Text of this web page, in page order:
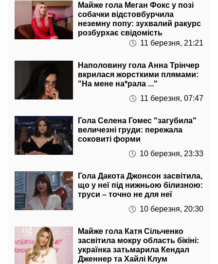
Майже гола Меган Фокс у позі
собачки відстовбурчила
неземну попу: зухвалий ракурс
розбурхає свідомість
11 березня, 21:21
Наполовину гола Анна Трінчер
вкрилася жорсткими плямами:
"На мене на*рала ..."
11 березня, 07:47
Гола Селена Гомес "загубила"
величезні груди: пережала
соковиті форми
10 березня, 23:33
Гола Дакота Джонсон засвітила,
що у неї під нижньою білизною:
труси – точно не для неї
10 березня, 20:30
Майже гола Катя Сільченко
засвітила мокру область бікіні:
українка затьмарила Кендал
Дженнер та Хайлі Клум